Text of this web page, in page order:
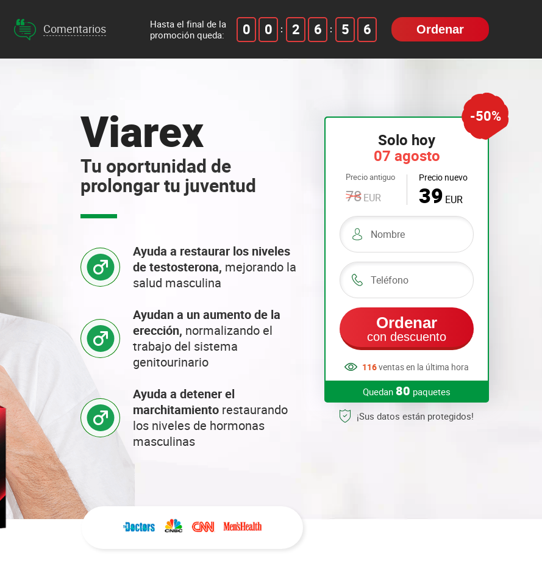
Comentarios
Hasta el final de la
promoción queda:
0 0 : 2 6 : 5 4 Ordenar
Viarex
Tu oportunidad de
prolongar tu juventud
Ayuda a restaurar los niveles
de testosterona, mejorando la
salud masculina
Ayudan a un aumento de la
erección, normalizando el
trabajo del sistema
genitourinario
Ayuda a detener el
marchitamiento restaurando
los niveles de hormonas
masculinas
Solo hoy
07 agosto
Precio antiguo
78EUR
Precio nuevo
39 EUR
Ordenar
con descuento
116ventas en la última hora
Quedan 80 paquetes
¡Sus datos están protegidos!